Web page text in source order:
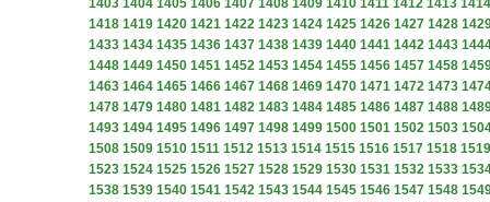
1403 1404 1405 1406 1407 1408 1409 1410 1411 1412 1413 1414
1418 1419 1420 1421 1422 1423 1424 1425 1426 1427 1428
1433 1434 1435 1436 1437 1438 1439 1440 1441 1442 1443
1448 1449 1450 1451 1452 1453 1454 1455 1456 1457 1458
1463 1464 1465 1466 1467 1468 1469 1470 1471 1472 1473
1478 1479 1480 1481 1482 1483 1484 1485 1486 1487 1488
1493 1494 1495 1496 1497 1498 1499 1500 1501 1502 1503
1508 1509 1510 1511 1512 1513 1514 1515 1516 1517 1518 1519
1523 1524 1525 1526 1527 1528 1529 1530 1531 1532 1533
1538 1539 1540 1541 1542 1543 1544 1545 1546 1547 1548